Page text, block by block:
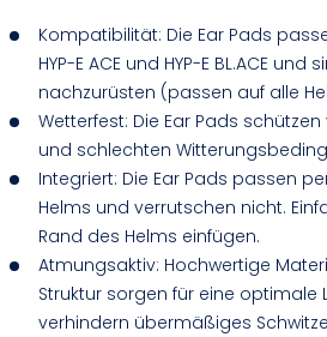
Kompatibilität: Die Ear Pads
HYP-E ACE und HYP-E BL.ACE und
nachzurüsten (passen auf alle
Wetterfest: Die Ear Pads schützen
und schlechten
Integriert: Die Ear Pads passen
Helms und verrutschen nicht.
Rand des Helms einfügen.
Atmungsaktiv: Hochwertige
Struktur sorgen für eine optimale
verhindern übermäßiges